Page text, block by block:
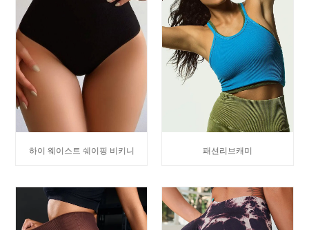
하이 웨이스트 쉐이핑 비키니 패션리브캐미